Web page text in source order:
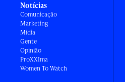
Notícias
Comunicação
Marketing
Mídia
Gente
Opinião
ProXXIma
Women To Watch